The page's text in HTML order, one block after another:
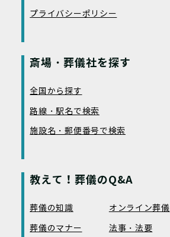
プライバシーポリシー
斎場・葬儀社を探す
全国から探す
路線・駅名で検索
施設名・郵便番号で検索
教えて！葬儀のQ&A
葬儀の知識 オンライン葬儀
葬儀のマナー
法事・法要